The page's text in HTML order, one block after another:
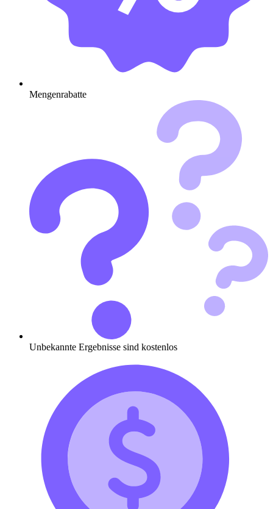
Mengenrabatte
Unbekannte Ergebnisse sind kostenlos